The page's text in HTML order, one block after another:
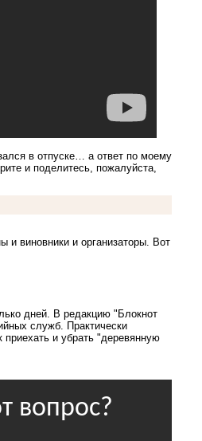
в отпуске… а ответ по моему
и поделитесь, пожалуйста,
и виновники и организаторы. Вот
дней . В редакцию "Блокнот
служб. Практически
и убрать "деревянную